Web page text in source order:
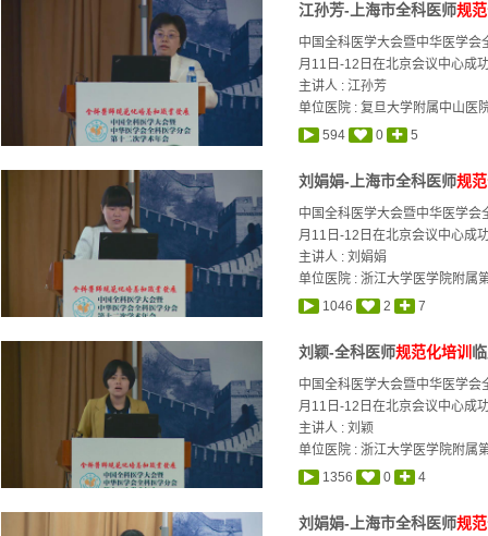
江孙芳-上海市全科医师规
中国全科医学大会暨中华医学
月11日-12日在北京会议中心成
主讲人 :江孙芳
单位医院 : 复旦大学附属中山医
594
0 5
刘娟娟-上海市全科医师规
中国全科医学大会暨中华医学
月11日-12日在北京会议中心成
主讲人 :刘娟娟
单位医院 : 浙江大学医学院附属
1046
2 7
刘颖-全科医师规范化培训
中国全科医学大会暨中华医学
月11日-12日在北京会议中心成
主讲人 :刘颖
单位医院 : 浙江大学医学院附属
1356
0 4
刘娟娟-上海市全科医师规